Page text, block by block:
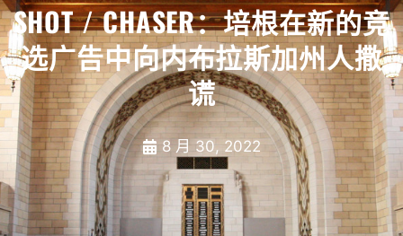
SHOT / CHASER：培根在新的竞
选广告中向内布拉斯加州人撒
谎
8 月 30, 2022